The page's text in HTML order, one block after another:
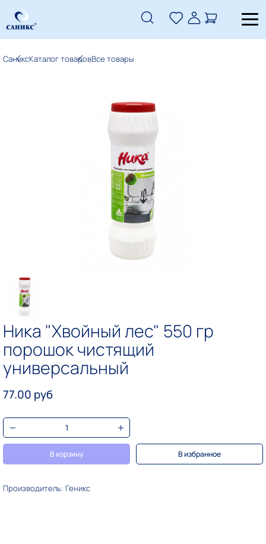
СаниксКаталог товаровВсе товары
Ника "Хвойный лес" 550 гр
порошок чистящий
универсальный
77.00 руб
В корзину В избранное
Производитель: Геникс